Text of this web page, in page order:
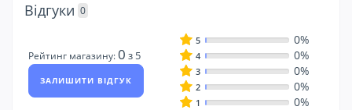
Відгуки 0
Рейтинг магазину:0 з 5
ЗАЛИШИТИ ВІДГУК
5 0%
4 0%
3 0%
2 0%
1 0%